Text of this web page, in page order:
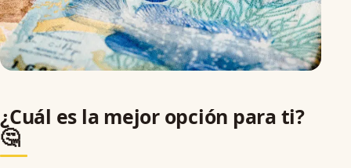
¿Cuál es la mejor opción para ti?
🤔